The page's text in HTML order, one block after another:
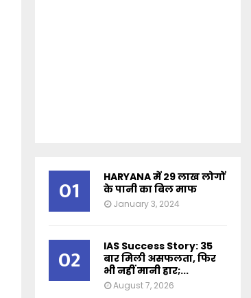
01
HARYANA में 29 लाख लोगों
के पानी का बिल माफ
January 3, 2024
02
IAS Success Story: 35
बार मिली असफलता, फिर
भी नहीं मानी हार;...
August 7, 2026